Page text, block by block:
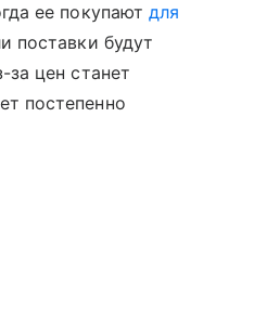
ее покупают для
поставки будут
цен станет
постепенно